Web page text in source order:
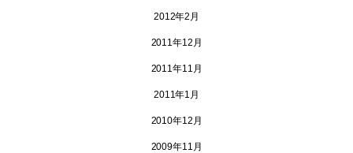
2012年2月
2011年12月
2011年11月
2011年1月
2010年12月
2009年11月